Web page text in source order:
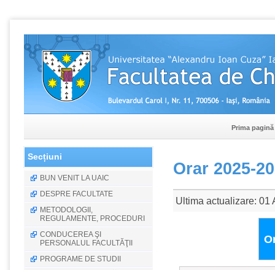
Prima pagină
Secțiuni
BUN VENIT LA UAIC
DESPRE FACULTATE
METODOLOGII,
REGULAMENTE, PROCEDURI
CONDUCEREA ŞI
PERSONALUL FACULTĂŢII
PROGRAME DE STUDII
Orar 2025-
Ultima actualizare: 01